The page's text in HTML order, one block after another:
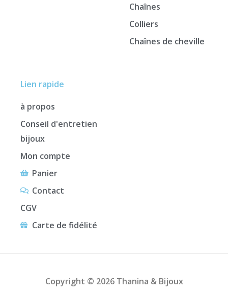
Lien rapide
à propos
Conseil d'entretien
bijoux
Mon compte
Panier
Contact
CGV
Carte de fidélité
Chaînes
Colliers
Chaînes de cheville
Copyright © 2026 Thanina & Bijoux